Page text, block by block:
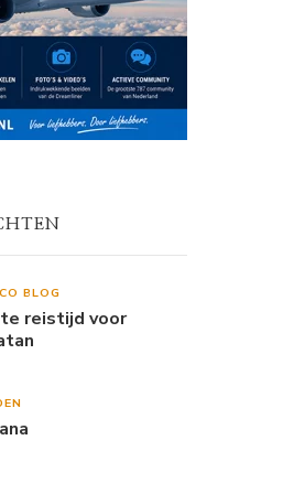
BLOG
reistijd voor